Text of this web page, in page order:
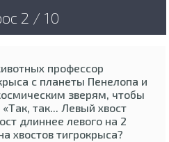
2 / 10
профессор
с планеты Пенелопа и
зверям, чтобы
так... Левый хвост
длиннее левого на 2
хвостов тигрокрыса?